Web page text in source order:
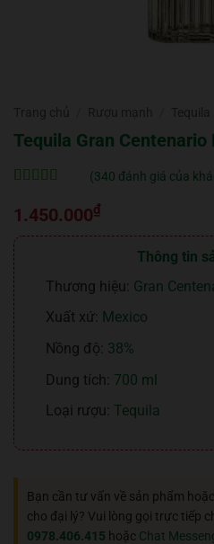
Tequila Gran Centenario
trên đánh
giá
(340 đánh giá của
1.450.000₫
Thông tin
Thương hiệu: Gran
Xuất xứ: Mexico
Nồng độ: 38%
Dung tích: 700 ml
Loại rượu: Tequila
Bạn cần tư vấn về sản phẩm
cho đại lý? Vui lòng gọi trực tiếp
0978.406.415 hoặc Chat